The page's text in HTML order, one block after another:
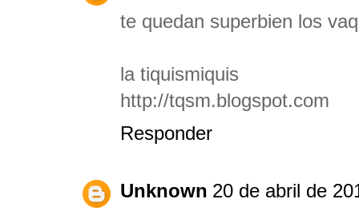
te quedan superbien los
la tiquismiquis
http://tqsm.blogspot.com
Responder
Unknown 20 de abril de